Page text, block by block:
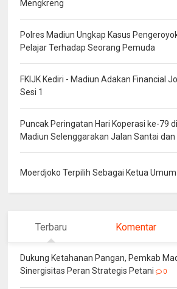
Mengkreng
Polres Madiun Ungkap Kasus
Pelajar Terhadap Seorang Pemuda
FKIJK Kediri - Madiun Adakan Financial
Sesi 1
Puncak Peringatan Hari Koperasi ke-79
Madiun Selenggarakan Jalan Santai dan
Moerdjoko Terpilih Sebagai Ketua
Terbaru Komentar
Dukung Ketahanan Pangan, Pemkab
Sinergisitas Peran Strategis Petani
0